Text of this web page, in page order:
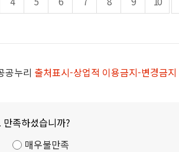
공누리 출처표시-상업적 이용금지-변경금지
족하셨습니까?
매우불만족